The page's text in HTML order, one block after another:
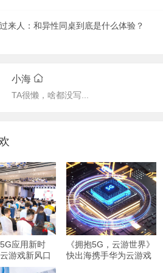
过来人：和异性同桌到底是什么体验？
小海
TA很懒，啥都没写...
应用新时
游戏新风口
《拥抱5G，云游世界》
快出海携手华为云游戏